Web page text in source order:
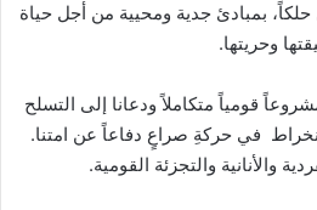
بمبادئ جدية ومحيية من أجل حياة
وحريتها.
قومياً متكاملاً ودعانا إلى التسلح
في حركةِ صراعٍ دفاعاً عن امتنا.
والأنانية والتجزئة القومية.